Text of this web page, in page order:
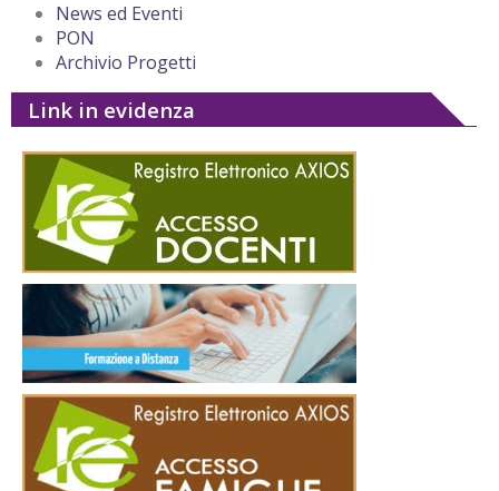
News ed Eventi
PON
Archivio Progetti
Link in evidenza